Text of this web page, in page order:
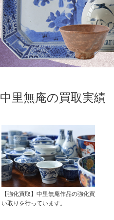
中里無庵の買取実績
【強化買取】中里無庵作品の強化買
い取りを行っています。